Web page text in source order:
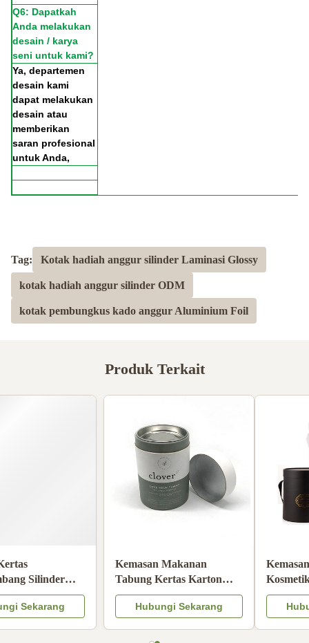
Q6: Dapatkah
Anda melakukan
desain / karya
seni untuk kami?
Ya, departemen
desain kami
dapat melakukan
desain atau
memberikan
saran profesional
untuk Anda,
Tag: Kotak hadiah anggur silinder Laminasi Glossy
kotak hadiah anggur silinder ODM
kotak pembungkus kado anggur Aluminium Foil
Produk Terkait
Tabung Kertas
Bergelombang Silinder
Pantone Printing
Childproof Matte
Hubungi Sekarang
Kemasan Makanan
Tabung Kertas Karton
Dengan Tutup Logam
Logo Warna CMYK
Hubungi Sekarang